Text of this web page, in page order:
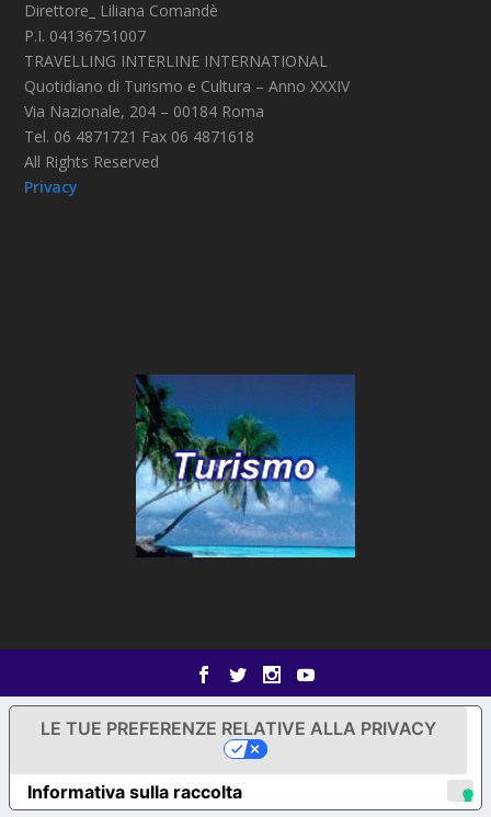
Direttore_ Liliana Comandè
P.I. 04136751007
TRAVELLING INTERLINE INTERNATIONAL
Quotidiano di Turismo e Cultura – Anno XXXIV
Via Nazionale, 204 – 00184 Roma
Tel. 06 4871721 Fax 06 4871618
All Rights Reserved
Privacy
Informativa sulla raccolta
LE TUE PREFERENZE RELATIVE ALLA PRIVACY